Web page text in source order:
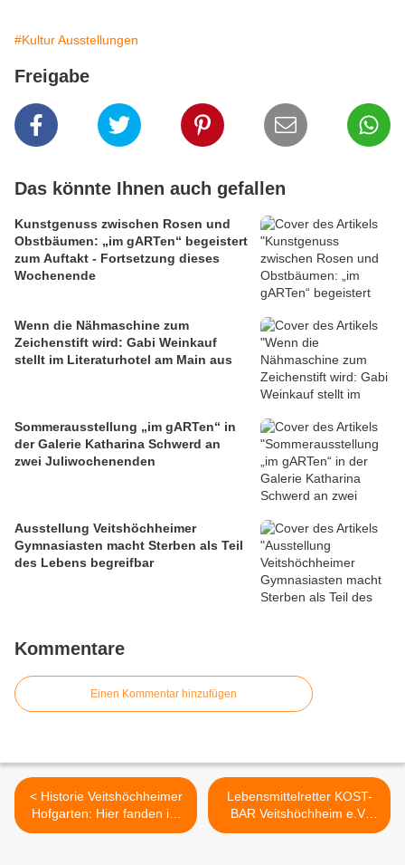
#Kultur Ausstellungen
Freigabe
Das könnte Ihnen auch gefallen
Kunstgenuss zwischen Rosen und
Obstbäumen: „im gARTen“ begeistert
zum Auftakt - Fortsetzung dieses
Wochenende
Wenn die Nähmaschine zum
Zeichenstift wird: Gabi Weinkauf
stellt im Literaturhotel am Main aus
Sommerausstellung „im gARTen“ in
der Galerie Katharina Schwerd an
zwei Juliwochenenden
Ausstellung Veitshöchheimer
Gymnasiasten macht Sterben als Teil
des Lebens begreifbar
Kommentare
Einen Kommentar hinzufügen
< Historie Veitshöchheimer
Hofgarten: Hier fanden im
August 1936 Dreharbeiten
Lebensmittelretter KOST-
BAR Veitshöchheim e.V.
eröffnet am 27. Mai 2025